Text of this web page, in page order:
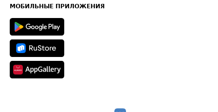
Техническая информация
МОБИЛЬНЫЕ ПРИЛОЖЕНИЯ